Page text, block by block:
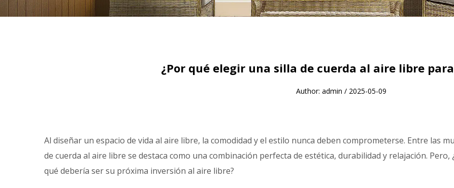
¿Por qué elegir una silla de cuerda al aire libre
Author: admin / 2025-05-09
Al diseñar un espacio de vida al aire libre, la comodidad y el estilo nunca deben comprometerse. Entre las
de cuerda al aire libre se destaca como una combinación perfecta de estética, durabilidad y relajación.
qué debería ser su próxima inversión al aire libre?